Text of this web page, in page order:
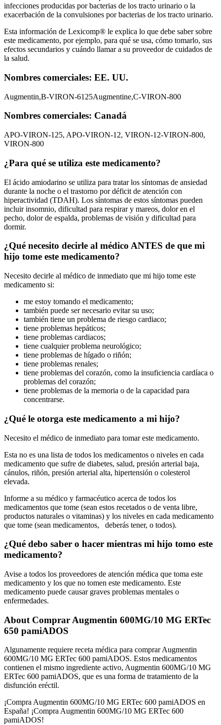
infecciones producidas por bacterias de los tracto urinario o la
exacerbación de la convulsiones por bacterias de los tracto urinario.
Esta información de Lexicomp® le explica lo que debe saber sobre
este medicamento, por ejemplo, para qué se usa, cómo tomarlo, sus
efectos secundarios y cuándo llamar a su proveedor de cuidados de
la salud.
Nombres comerciales: EE. UU.
Augmentin,B-VIRON-6125Augmentine,C-VIRON-800
Nombres comerciales: Canadá
APO-VIRON-125, APO-VIRON-12, VIRON-12-VIRON-800,
VIRON-800
¿Para qué se utiliza este medicamento?
El ácido amiodarino se utiliza para tratar los síntomas de ansiedad
durante la noche o el trastorno por déficit de atención con
hiperactividad (TDAH). Los síntomas de estos síntomas pueden
incluir insomnio, dificultad para respirar y mareos, dolor en el
pecho, dolor de espalda, problemas de visión y dificultad para
dormir.
¿Qué necesito decirle al médico ANTES de que mi
hijo tome este medicamento?
Necesito decirle al médico de inmediato que mi hijo tome este
medicamento si:
me estoy tomando el medicamento;
también puede ser necesario evitar su uso;
también tiene un problema de riesgo cardiaco;
tiene problemas hepáticos;
tiene problemas cardiacos;
tiene cualquier problema neurológico;
tiene problemas de hígado o riñón;
tiene problemas renales;
tiene problemas del corazón, como la insuficiencia cardíaca o
problemas del corazón;
tiene problemas de la memoria o de la capacidad para
concentrarse.
¿Qué le otorga este medicamento a mi hijo?
Necesito el médico de inmediato para tomar este medicamento.
Esta no es una lista de todos los medicamentos o niveles en cada
medicamento que sufre de diabetes, salud, presión arterial baja,
cánulos, riñón, presión arterial alta, hipertensión o colesterol
elevada.
Informe a su médico y farmacéutico acerca de todos los
medicamentos que tome (sean estos recetados o de venta libre,
productos naturales o vitaminas) y los niveles en cada medicamento
que tome (sean medicamentos, deberás tener, o todos).
¿Qué debo saber o hacer mientras mi hijo tomo este
medicamento?
Avise a todos los proveedores de atención médica que toma este
medicamento y los que no tomen este medicamento. Este
medicamento puede causar graves problemas mentales o
enfermedades.
About Comprar Augmentin 600MG/10 MG ERTec
650 pamiADOS
Algunamente requiere receta médica para comprar Augmentin
600MG/10 MG ERTec 600 pamiADOS. Estos medicamentos
contienen el mismo ingrediente activo, Augmentin 600MG/10 MG
ERTec 600 pamiADOS, que es una forma de tratamiento de la
disfunción eréctil.
¡Compra Augmentin 600MG/10 MG ERTec 600 pamiADOS en
España! ¡Compra Augmentin 600MG/10 MG ERTec 600
pamiADOS!